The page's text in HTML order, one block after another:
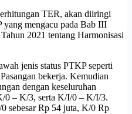
TER, akan diiringi
yang mengacu pada Bab III
2021 tentang Harmonisasi
jenis status PTKP seperti
bekerja. Kemudian
dengan keseluruhan
0 – K/3, serta K/I/0 – K/I/3.
sebesar Rp 54 juta, K/0 Rp